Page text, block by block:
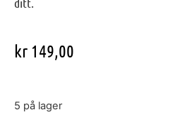
kr 149,00
5 på lager